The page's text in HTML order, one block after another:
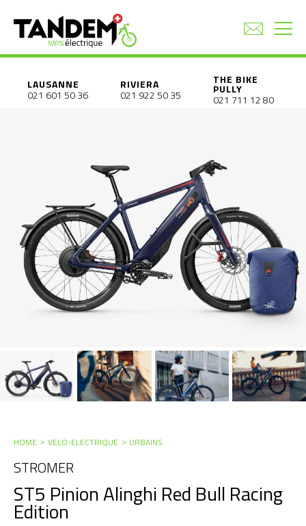
LAUSANNE
021 601 50 36
RIVIERA
021 922 50 35
THE BIKE
PULLY
021 711 12 80
HOME VELO-ELECTRIQUE URBAINS
STROMER
ST5 Pinion Alinghi Red Bull Racing
Edition